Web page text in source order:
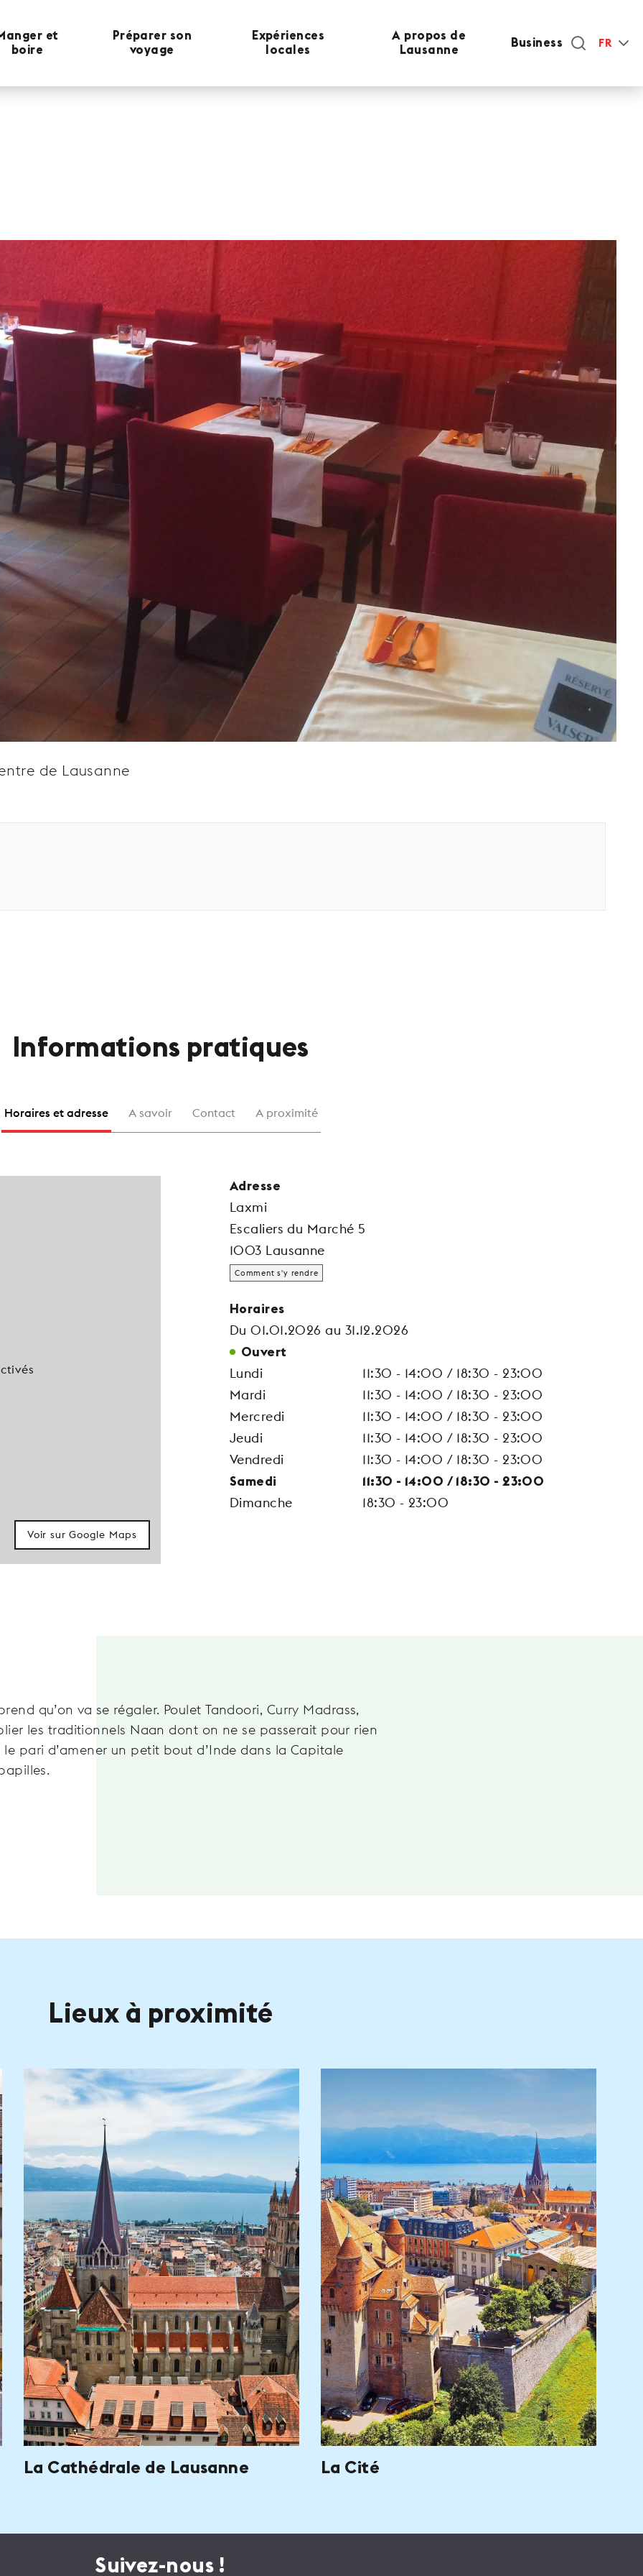
et
boire
Préparer son
voyage
Expériences
locales
A propos de
Lausanne
Business FR
de Lausanne
Informations pratiques
Horaires et adresse A savoir Contact A proximité
Voir sur Google Maps
Adresse
Laxmi
Escaliers du Marché 5
1003 Lausanne
Comment s'y rendre
Horaires
Du 01.01.2026 au 31.12.2026
Ouvert
Lundi
11:30 - 14:00 / 18:30 - 23:00
Mardi
11:30 - 14:00 / 18:30 - 23:00
Mercredi
11:30 - 14:00 / 18:30 - 23:00
Jeudi
11:30 - 14:00 / 18:30 - 23:00
Vendredi
11:30 - 14:00 / 18:30 - 23:00
Samedi 11:30 - 14:00 / 18:30 - 23:00
Dimanche 18:30 - 23:00
qu’on va se régaler. Poulet Tandoori, Curry Madrass,
les traditionnels Naan dont on ne se passerait pour rien
pari d’amener un petit bout d’Inde dans la Capitale
Lieux à proximité
La Cathédrale de Lausanne La Cité
Suivez-nous !